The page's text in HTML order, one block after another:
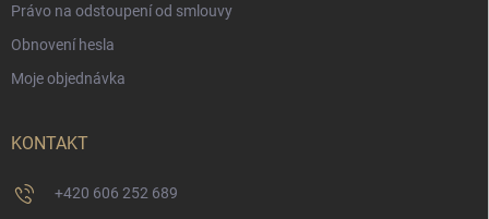
Právo na odstoupení od smlouvy
Obnovení hesla
Moje objednávka
KONTAKT
+420 606 252 689